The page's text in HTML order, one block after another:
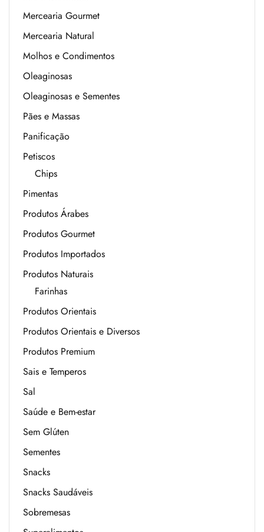
Mercearia Gourmet
Mercearia Natural
Molhos e Condimentos
Oleaginosas
Oleaginosas e Sementes
Pães e Massas
Panificação
Petiscos
Chips
Pimentas
Produtos Árabes
Produtos Gourmet
Produtos Importados
Produtos Naturais
Farinhas
Produtos Orientais
Produtos Orientais e Diversos
Produtos Premium
Sais e Temperos
Sal
Saúde e Bem-estar
Sem Glúten
Sementes
Snacks
Snacks Saudáveis
Sobremesas